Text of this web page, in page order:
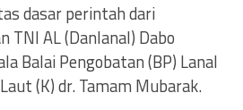
dasar perintah dari
TNI AL (Danlanal) Dabo
Balai Pengobatan (BP) Lanal
(K) dr. Tamam Mubarak.